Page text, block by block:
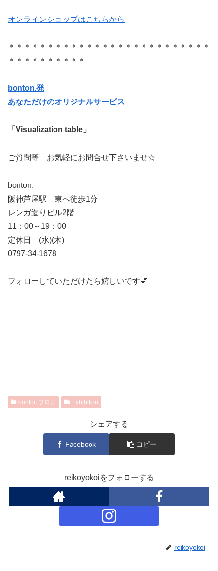
オンラインショップはこちらから
＊＊＊＊＊＊＊＊＊＊＊＊＊＊＊＊＊＊＊＊＊＊＊＊＊＊
＊＊＊＊＊＊＊＊＊＊
bonton.発
あなただけのオリジナルサービス
「Visualization table」
ご質問等 お気軽にお問合せ下さいませ☆
bonton.
阪神芦屋駅 東へ徒歩1分
レンガ造りビル2階
11：00～19：00
定休日 (水)(木)
0797-34-1678
フォローしていただけたら嬉しいです💕
bonton.ブログ Exhibition
シェアする
Facebook コピー
reikoyokoiをフォローする
reikoyokoi